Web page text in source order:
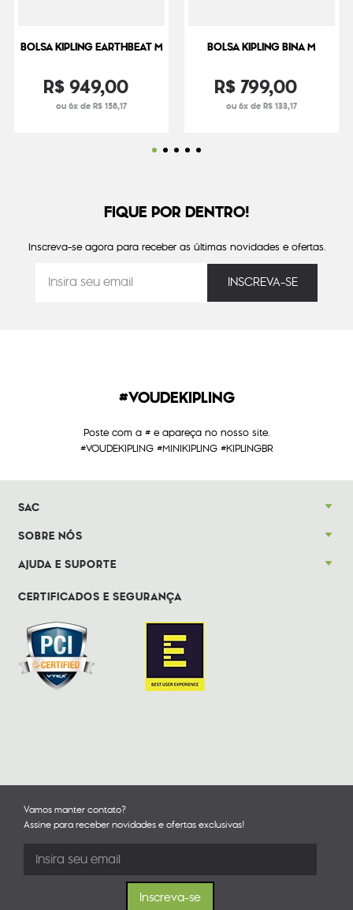
BOLSA KIPLING EARTHBEAT M
R$949,00
ou 6x de R$ 158,17
BOLSA KIPLING BINA M
R$799,00
ou 6x de R$ 133,17
FIQUE POR DENTRO!
Inscreva-se agora para receber as últimas novidades e ofertas.
#VOUDEKIPLING
Poste com a # e apareça no nosso site.
#VOUDEKIPLING #MINIKIPLING #KIPLINGBR
SAC
SOBRE NÓS
AJUDA E SUPORTE
CERTIFICADOS E SEGURANÇA
Vamos manter contato?
Assine para receber novidades e ofertas exclusivas!